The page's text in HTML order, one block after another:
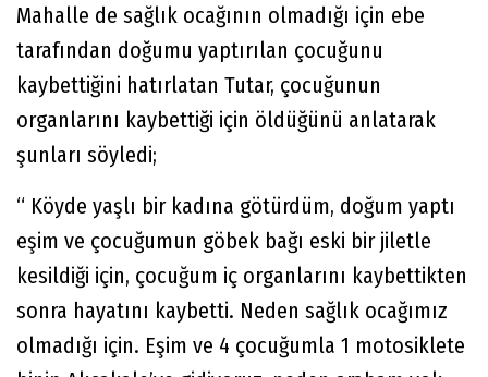
Mahalle de sağlık ocağının olmadığı için ebe
tarafından doğumu yaptırılan çocuğunu
kaybettiğini hatırlatan Tutar, çocuğunun
organlarını kaybettiği için öldüğünü anlatarak
şunları söyledi;
“ Köyde yaşlı bir kadına götürdüm, doğum yaptı
eşim ve çocuğumun göbek bağı eski bir jiletle
kesildiği için, çocuğum iç organlarını kaybettikten
sonra hayatını kaybetti. Neden sağlık ocağımız
olmadığı için. Eşim ve 4 çocuğumla 1 motosiklete